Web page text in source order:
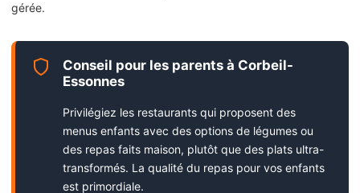
gérée.
Conseil pour les parents à Corbeil-
Essonnes
Privilégiez les restaurants qui proposent des
menus enfants avec des options de légumes ou
des repas faits maison, plutôt que des plats ultra-
transformés. La qualité du repas pour vos enfants
est primordiale.